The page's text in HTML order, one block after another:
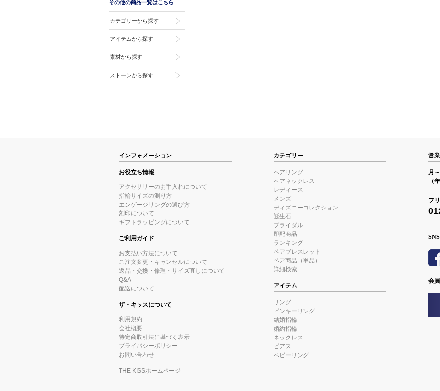
その他の商品一覧はこちら
カテゴリーから探す
アイテムから探す
素材から探す
ストーンから探す
インフォメーション
お役立ち情報
アクセサリーのお手入れについて
指輪サイズの測り方
エンゲージリングの選び方
刻印について
ギフトラッピングについて
ご利用ガイド
お支払い方法について
ご注文変更・キャンセルについて
返品・交換・修理・サイズ直しについて
Q&A
配送について
ザ・キッスについて
利用規約
会社概要
特定商取引法に基づく表示
プライバシーポリシー
お問い合わせ
THE KISSホームページ
カテゴリー
ペアリング
ペアネックレス
レディース
メンズ
ディズニーコレクション
誕生石
ブライダル
即配商品
ランキング
ペアブレスレット
ペア商品（単品）
詳細検索
アイテム
リング
ピンキーリング
結婚指輪
婚約指輪
ネックレス
ピアス
ベビーリング
営
月
（
フ
SNS
会